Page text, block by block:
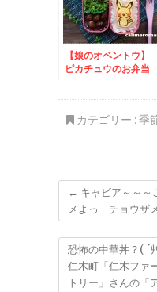
【娘のオベントウ】
ピカチュウのお弁当
カテゴリー :季
← キャビア～～～
メよっ チョウザ
恐怖の中華丼？( ´
仁木町「仁木ファ
トリー」さんの「